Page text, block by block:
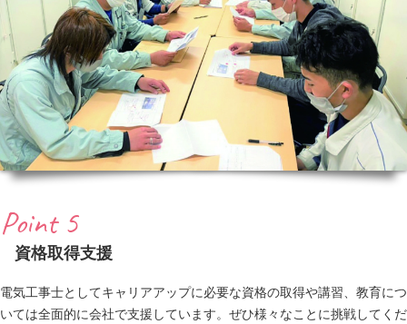
Point 5
資格取得支援
電気工事士としてキャリアアップに必要な資格の取得や講習、教育につ
いては全面的に会社で支援しています。ぜひ様々なことに挑戦してくだ